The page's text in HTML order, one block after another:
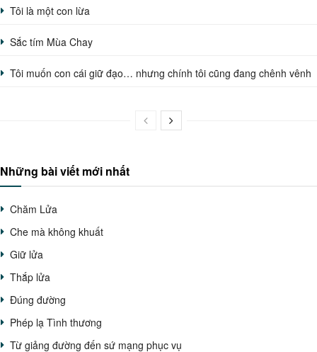
Tôi là một con lừa
Sắc tím Mùa Chay
Tôi muốn con cái giữ đạo… nhưng chính tôi cũng đang chênh vênh
Những bài viết mới nhất
Chăm Lửa
Che mà không khuất
Giữ lửa
Thắp lửa
Đúng đường
Phép lạ Tình thương
Từ giảng đường đến sứ mạng phục vụ